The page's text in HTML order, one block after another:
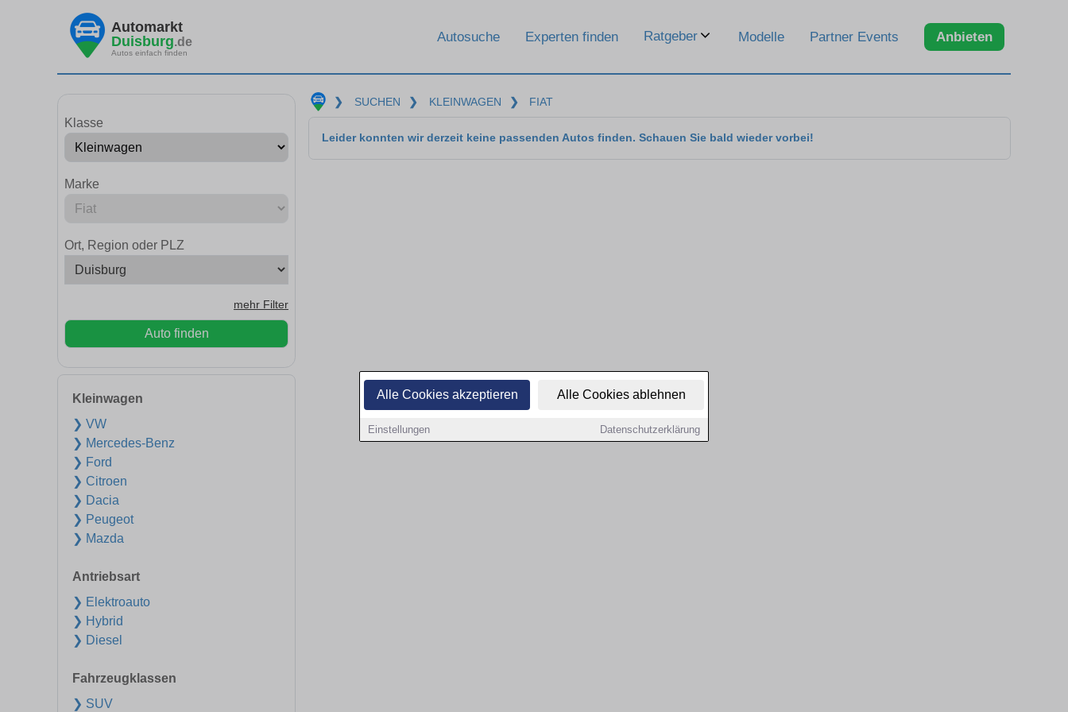
Alle Cookies akzeptieren Alle Cookies ablehnen
Einstellungen Datenschutzerklärung
Automarkt
Duisburg.de
Autos einfach finden
Autosuche Experten finden Ratgeber Modelle Partner Events Anbieten
Klasse
Marke
Ort, Region oder PLZ
mehr Filter
Auto finden
Kleinwagen
❯ VW
❯ Mercedes-Benz
❯ Ford
❯ Citroen
❯ Dacia
❯ Peugeot
❯ Mazda
Antriebsart
❯ Elektroauto
❯ Hybrid
❯ Diesel
Fahrzeugklassen
❯ SUV
❯ SUCHEN ❯ KLEINWAGEN ❯ FIAT
Leider konnten wir derzeit keine passenden Autos finden. Schauen Sie bald wieder vorbei!